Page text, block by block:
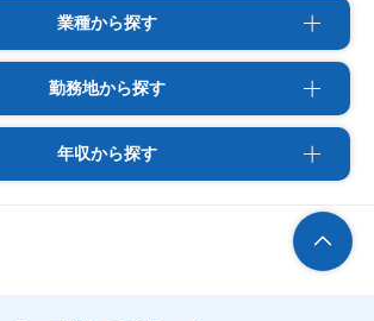
業種から探す
勤務地から探す
年収から探す